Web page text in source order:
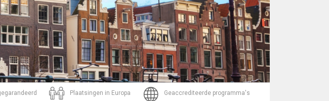
Plaatsingen in Europa Geaccrediteerde programma's